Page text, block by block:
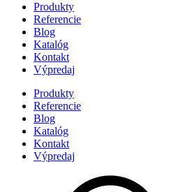
Produkty
Referencie
Blog
Katalóg
Kontakt
Výpredaj
Produkty
Referencie
Blog
Katalóg
Kontakt
Výpredaj